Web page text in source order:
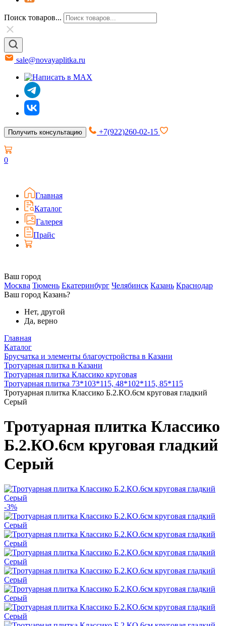
Поиск товаров...
sale@novayaplitka.ru
Получить консультацию +7(922)260-02-15
0
Главная
Каталог
Галерея
Прайс
Ваш город
Москва Тюмень Екатеринбург Челябинск Казань Краснодар
Ваш город Казань?
Нет, другой
Да, верно
Главная
Каталог
Брусчатка и элементы благоустройства в Казани
Тротуарная плитка в Казани
Тротуарная плитка Классико круговая
Тротуарная плитка 73*103*115, 48*102*115, 85*115
Тротуарная плитка Классико Б.2.КО.6см круговая гладкий
Серый
Тротуарная плитка Классико
Б.2.КО.6см круговая гладкий
Серый
-3%